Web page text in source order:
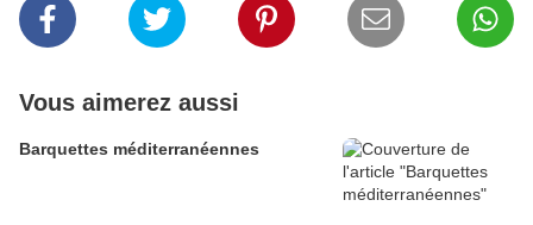
Vous aimerez aussi
Barquettes méditerranéennes